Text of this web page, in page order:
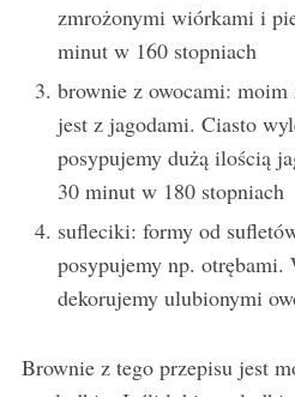
zmrożonymi wiórkami i
minut w 160 stopniach
brownie z owocami: moim
jest z jagodami. Ciasto
posypujemy dużą ilością
30 minut w 180 stopniach
sufleciki: formy od
posypujemy np. otrębami.
dekorujemy ulubionymi
Brownie z tego przepisu jest